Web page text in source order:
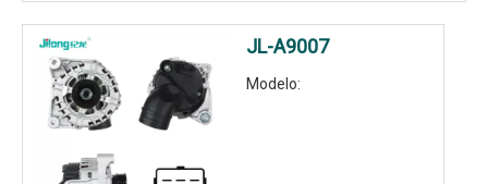
JL-A9007
Modelo: